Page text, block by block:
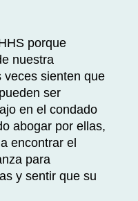
porque
nuestra
veces sienten que
ser
en el condado
abogar por ellas,
encontrar el
para
y sentir que su